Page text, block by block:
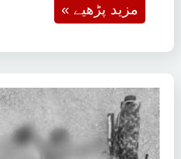
« مزید پڑھیے